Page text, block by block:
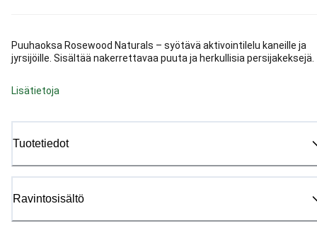
Puuhaoksa Rosewood Naturals – syötävä aktivointilelu kaneille ja
jyrsijöille. Sisältää nakerrettavaa puuta ja herkullisia persijakeksejä.
Lisätietoja
Tuotetiedot
Ravintosisältö